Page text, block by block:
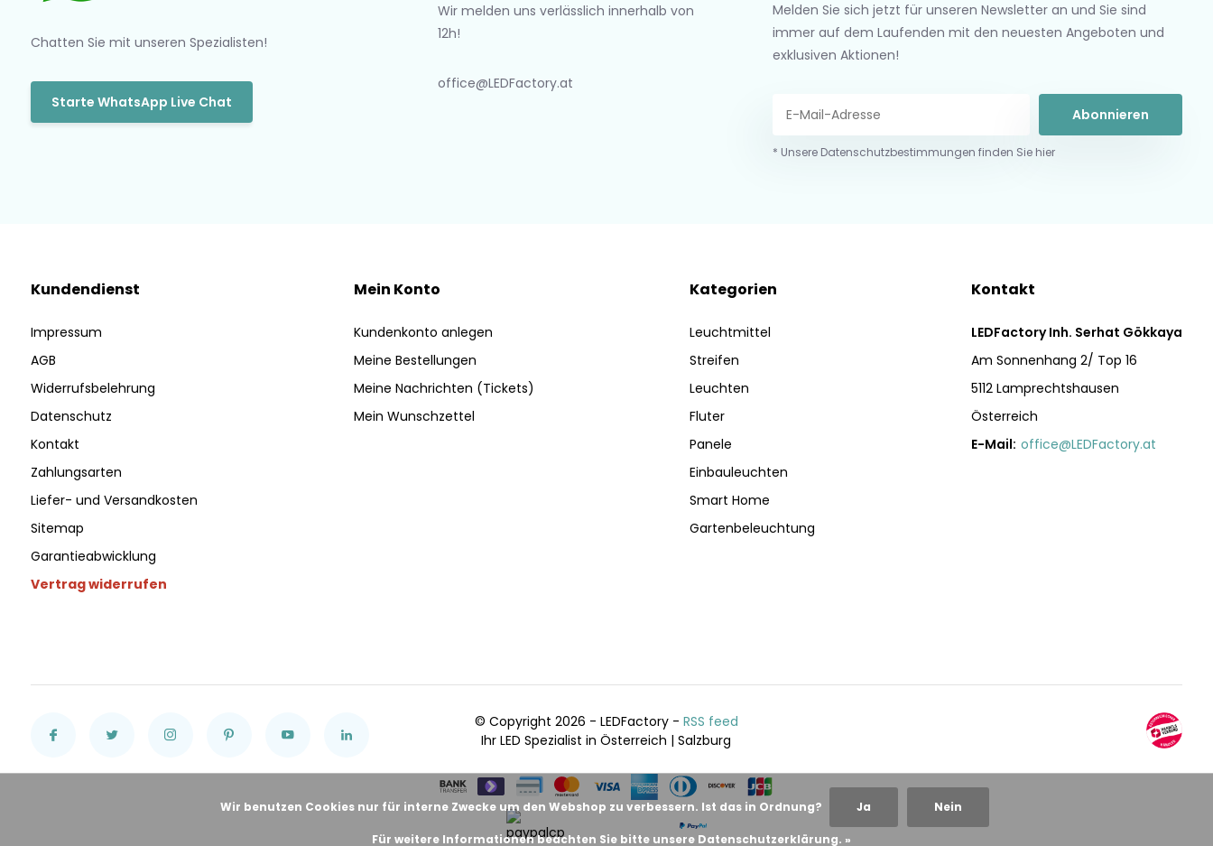
Chatten Sie mit unseren Spezialisten!
Starte WhatsApp Live Chat
Wir melden uns verlässlich innerhalb von
12h!
office@LEDFactory.at
Melden Sie sich jetzt für unseren Newsletter an und Sie sind
immer auf dem Laufenden mit den neuesten Angeboten und
exklusiven Aktionen!
Abonnieren
* Unsere Datenschutzbestimmungen finden Sie hier
Kundendienst
Impressum
AGB
Widerrufsbelehrung
Datenschutz
Kontakt
Zahlungsarten
Liefer- und Versandkosten
Sitemap
Garantieabwicklung
Vertrag widerrufen
Mein Konto
Kundenkonto anlegen
Meine Bestellungen
Meine Nachrichten (Tickets)
Mein Wunschzettel
Kategorien
Leuchtmittel
Streifen
Leuchten
Fluter
Panele
Einbauleuchten
Smart Home
Gartenbeleuchtung
Kontakt
LEDFactory Inh. Serhat Gökkaya
Am Sonnenhang 2/ Top 16
5112 Lamprechtshausen
Österreich
E-Mail: office@LEDFactory.at
© Copyright 2026 - LEDFactory - RSS feed
Ihr LED Spezialist in Österreich | Salzburg
Wir benutzen Cookies nur für interne Zwecke um den Webshop zu verbessern. Ist das in Ordnung? Ja Nein
Für weitere Informationen beachten Sie bitte unsere Datenschutzerklärung. »